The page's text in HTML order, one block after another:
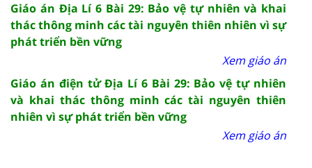
Giáo án Địa Lí 6 Bài 29: Bảo vệ tự nhiên và khai
thác thông minh các tài nguyên thiên nhiên vì sự
phát triển bền vững
Xem giáo án
Giáo án điện tử Địa Lí 6 Bài 29: Bảo vệ tự nhiên
và khai thác thông minh các tài nguyên thiên
nhiên vì sự phát triển bền vững
Xem giáo án